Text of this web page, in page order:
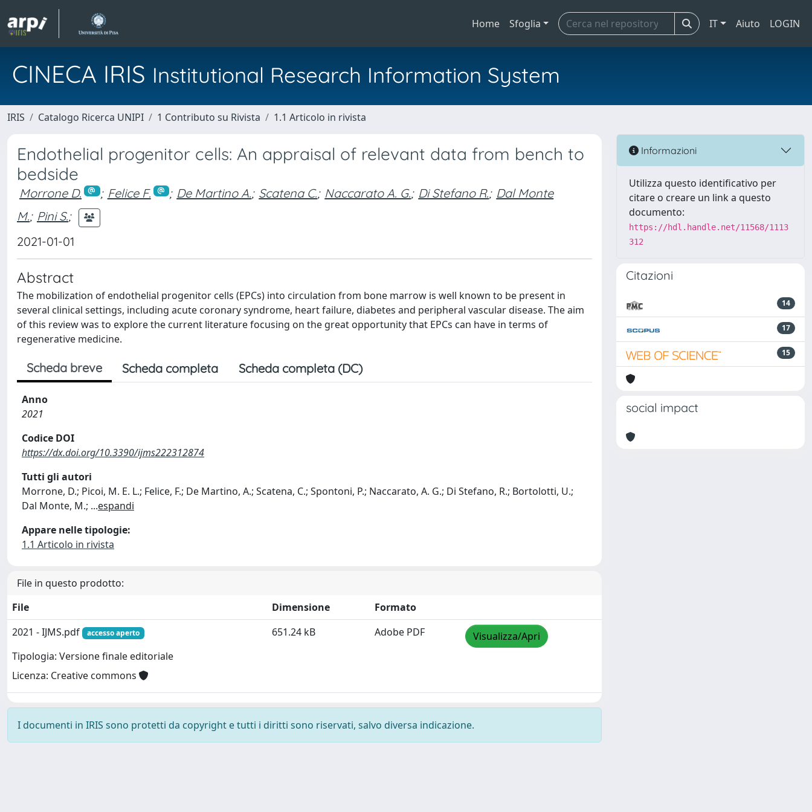
Home Sfoglia IT Aiuto LOGIN
CINECA IRIS Institutional Research Information System
IRIS Catalogo Ricerca UNIPI 1 Contributo su Rivista 1.1 Articolo in rivista
Endothelial progenitor cells: An appraisal of relevant data from bench to
bedside
Morrone D. ; Felice F. ; De Martino A.; Scatena C.; Naccarato A. G.; Di Stefano R.; Dal Monte
M.; Pini S.;
2021-01-01
Abstract
The mobilization of endothelial progenitor cells (EPCs) into circulation from bone marrow is well known to be present in
several clinical settings, including acute coronary syndrome, heart failure, diabetes and peripheral vascular disease. The aim
of this review was to explore the current literature focusing on the great opportunity that EPCs can have in terms of
regenerative medicine.
Scheda breve Scheda completa Scheda completa (DC)
Anno
2021
Codice DOI
https://dx.doi.org/10.3390/ijms222312874
Tutti gli autori
Morrone, D.; Picoi, M. E. L.; Felice, F.; De Martino, A.; Scatena, C.; Spontoni, P.; Naccarato, A. G.; Di Stefano, R.; Bortolotti, U.;
Dal Monte, M.; ...espandi
Appare nelle tipologie:
1.1 Articolo in rivista
File in questo prodotto:
File
Dimensione
Formato
2021 - IJMS.pdf
accesso aperto
Tipologia: Versione finale editoriale
Licenza: Creative commons
651.24 kB Adobe PDF Visualizza/Apri
I documenti in IRIS sono protetti da copyright e tutti i diritti sono riservati, salvo diversa indicazione.
Informazioni
Utilizza questo identificativo per
citare o creare un link a questo
documento:
https://hdl.handle.net/11568/1113
312
Citazioni
14
17
15
social impact